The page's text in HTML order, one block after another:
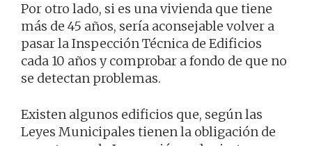
Por otro lado, si es una vivienda que tiene
más de 45 años, sería aconsejable volver a
pasar la Inspección Técnica de Edificios
cada 10 años y comprobar a fondo de que no
se detectan problemas.
Existen algunos edificios que, según las
Leyes Municipales tienen la obligación de